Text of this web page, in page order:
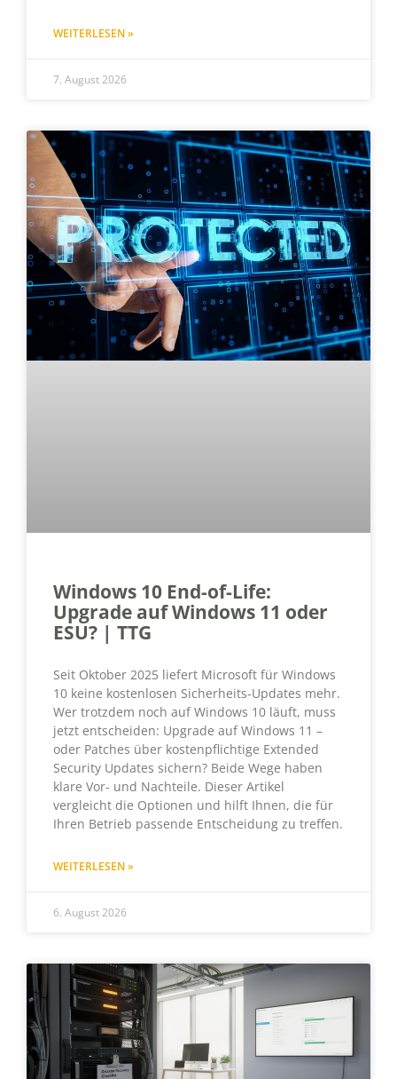
WEITERLESEN »
7. August 2026
Windows 10 End-of-Life:
Upgrade auf Windows 11 oder
ESU? | TTG
Seit Oktober 2025 liefert Microsoft für Windows
10 keine kostenlosen Sicherheits-Updates mehr.
Wer trotzdem noch auf Windows 10 läuft, muss
jetzt entscheiden: Upgrade auf Windows 11 –
oder Patches über kostenpflichtige Extended
Security Updates sichern? Beide Wege haben
klare Vor- und Nachteile. Dieser Artikel
vergleicht die Optionen und hilft Ihnen, die für
Ihren Betrieb passende Entscheidung zu treffen.
WEITERLESEN »
6. August 2026